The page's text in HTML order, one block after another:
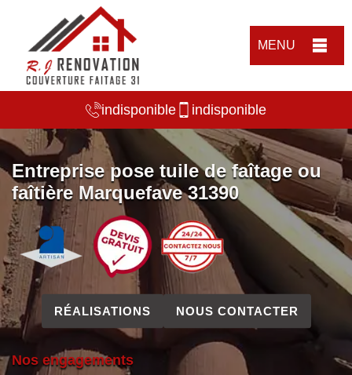
MENU
indisponible indisponible
Entreprise pose tuile de faîtage ou
faîtière Marquefave 31390
RÉALISATIONS NOUS CONTACTER
Nos engagements